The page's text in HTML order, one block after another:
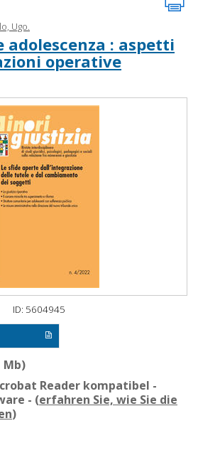
Ugo.
: aspetti
operative
ID: 5604945
Mb)
Reader kompatibel -
- (erfahren Sie, wie Sie die
)